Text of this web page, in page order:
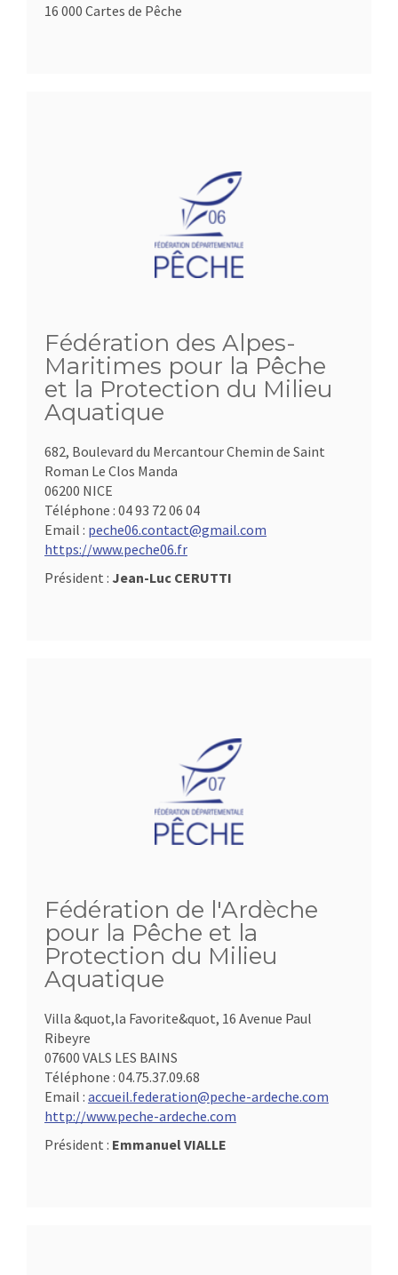
16 000 Cartes de Pêche
Fédération des Alpes-
Maritimes pour la Pêche
et la Protection du Milieu
Aquatique
682, Boulevard du Mercantour Chemin de Saint
Roman Le Clos Manda
06200 NICE
Téléphone : 04 93 72 06 04
Email : peche06.contact@gmail.com
https://www.peche06.fr
Président : Jean-Luc CERUTTI
Fédération de l'Ardèche
pour la Pêche et la
Protection du Milieu
Aquatique
Villa &quot,la Favorite&quot, 16 Avenue Paul
Ribeyre
07600 VALS LES BAINS
Téléphone : 04.75.37.09.68
Email : accueil.federation@peche-ardeche.com
http://www.peche-ardeche.com
Président : Emmanuel VIALLE